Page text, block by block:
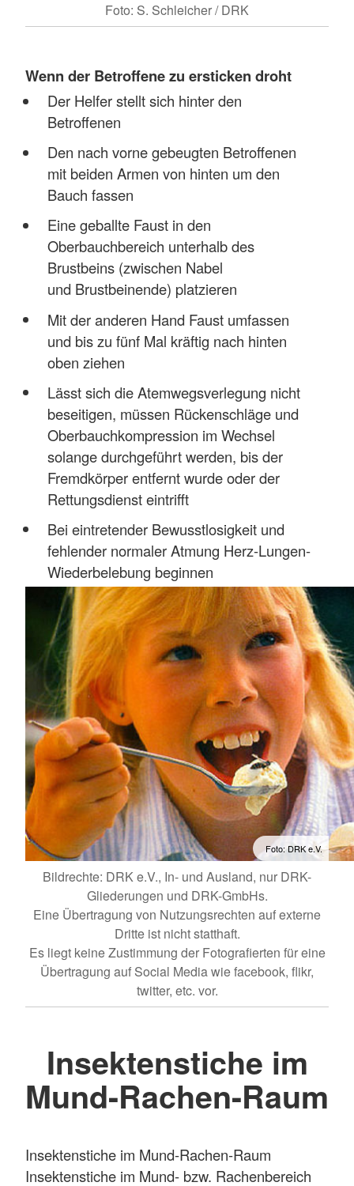
Foto: S. Schleicher / DRK
Wenn der Betroffene zu ersticken droht
Der Helfer stellt sich hinter den
Betroffenen
Den nach vorne gebeugten Betroffenen
mit beiden Armen von hinten um den
Bauch fassen
Eine geballte Faust in den
Oberbauchbereich unterhalb des
Brustbeins (zwischen Nabel
und Brustbeinende) platzieren
Mit der anderen Hand Faust umfassen
und bis zu fünf Mal kräftig nach hinten
oben ziehen
Lässt sich die Atemwegsverlegung nicht
beseitigen, müssen Rückenschläge und
Oberbauchkompression im Wechsel
solange durchgeführt werden, bis der
Fremdkörper entfernt wurde oder der
Rettungsdienst eintrifft
Bei eintretender Bewusstlosigkeit und
fehlender normaler Atmung Herz-Lungen-
Wiederbelebung beginnen
Foto: DRK e.V.
Bildrechte: DRK e.V., In- und Ausland, nur DRK-
Gliederungen und DRK-GmbHs.
Eine Übertragung von Nutzungsrechten auf externe
Dritte ist nicht statthaft.
Es liegt keine Zustimmung der Fotografierten für eine
Übertragung auf Social Media wie facebook, flikr,
twitter, etc. vor.
Insektenstiche im
Mund-Rachen-Raum
Insektenstiche im Mund-Rachen-Raum
Insektenstiche im Mund- bzw. Rachenbereich